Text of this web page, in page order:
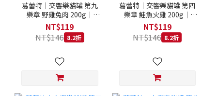
葛蕾特｜交響樂貓罐 第九
樂章 野雞兔肉 200g｜
GranataPet 200克 主食罐
無穀罐 無膠罐 主食貓罐 德
罐
NT$119
NT$146 8.2折
葛蕾特｜交響樂貓罐 第四
樂章 鮭魚火雞 200g｜
GranataPet 200克 主食罐
無穀罐 無膠罐 主食貓罐 德
罐
NT$119
NT$146 8.2折